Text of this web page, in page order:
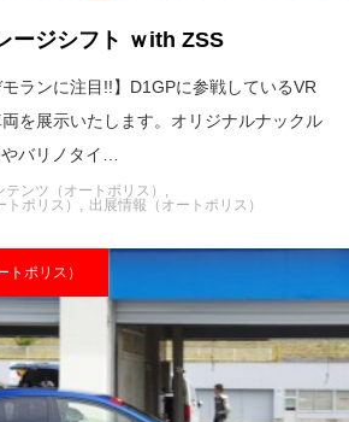
ージシフト ｗith ZSS
モランに注目!!】D1GPに参戦しているVR
を展示いたします。オリジナルナックル
バリノタイ…
テンツ（オートポリス）
ポリス）
出展情報（オートポリス）
ポリス）